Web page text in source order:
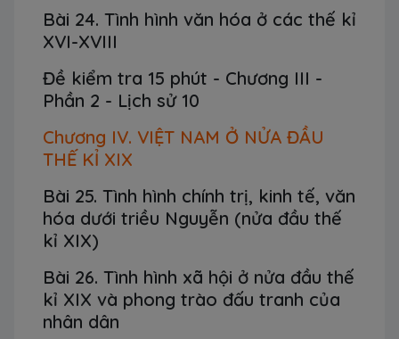
Bài 24. Tình hình văn hóa ở các thế kỉ
XVI-XVIII
Đề kiểm tra 15 phút - Chương III -
Phần 2 - Lịch sử 10
Chương IV. VIỆT NAM Ở NỬA ĐẦU
THẾ KỈ XIX
Bài 25. Tình hình chính trị, kinh tế, văn
hóa dưới triều Nguyễn (nửa đầu thế
kỉ XIX)
Bài 26. Tình hình xã hội ở nửa đầu thế
kỉ XIX và phong trào đấu tranh của
nhân dân